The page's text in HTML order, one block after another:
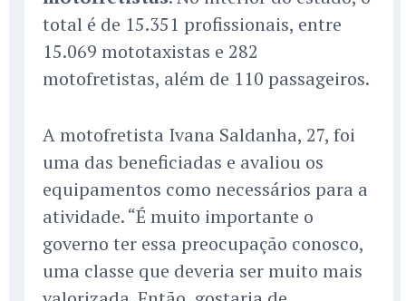
total é de 15.351 profissionais, entre
15.069 mototaxistas e 282
motofretistas, além de 110 passageiros.
A motofretista Ivana Saldanha, 27, foi
uma das beneficiadas e avaliou os
equipamentos como necessários para a
atividade. “É muito importante o
governo ter essa preocupação conosco,
uma classe que deveria ser muito mais